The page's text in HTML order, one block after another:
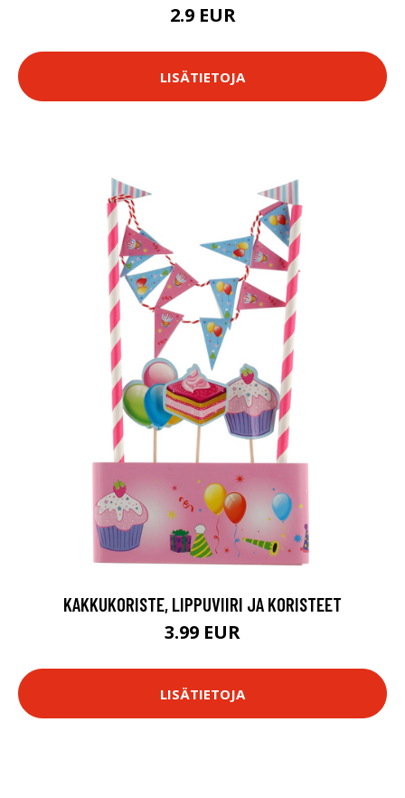
2.9 EUR
LISÄTIETOJA
KAKKUKORISTE, LIPPUVIIRI JA KORISTEET
3.99 EUR
LISÄTIETOJA